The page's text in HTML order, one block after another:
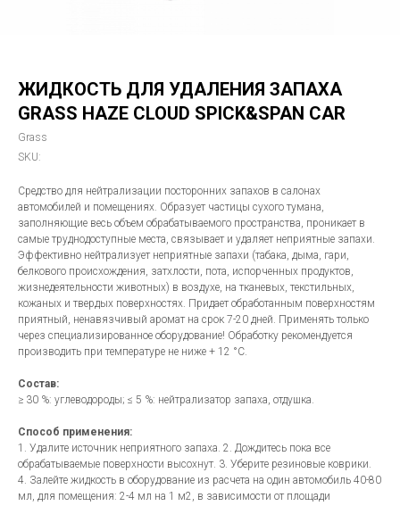
ЖИДКОСТЬ ДЛЯ УДАЛЕНИЯ ЗАПАХА
GRASS HAZE CLOUD SPICK&SPAN CAR
Grass
SKU:
Средство для нейтрализации посторонних запахов в салонах
автомобилей и помещениях. Образует частицы сухого тумана,
заполняющие весь объем обрабатываемого пространства, проникает в
самые труднодоступные места, связывает и удаляет неприятные запахи.
Эффективно нейтрализует неприятные запахи (табака, дыма, гари,
белкового происхождения, затхлости, пота, испорченных продуктов,
жизнедеятельности животных) в воздухе, на тканевых, текстильных,
кожаных и твердых поверхностях. Придает обработанным поверхностям
приятный, ненавязчивый аромат на срок 7-20 дней. Применять только
через специализированное оборудование! Обработку рекомендуется
производить при температуре не ниже + 12 °С.
Состав:
≥ 30 %: углеводороды; ≤ 5 %: нейтрализатор запаха, отдушка.
Способ применения:
1. Удалите источник неприятного запаха. 2. Дождитесь пока все
обрабатываемые поверхности высохнут. 3. Уберите резиновые коврики.
4. Залейте жидкость в оборудование из расчета на один автомобиль 40-80
мл, для помещения: 2-4 мл на 1 м2, в зависимости от площади